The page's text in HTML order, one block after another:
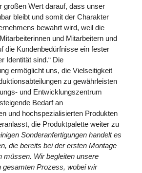
großen Wert darauf, dass unser
bleibt und somit der Charakter
bewahrt wird, weil die
und Mitarbeitern und
die Kundenbedürfnisse ein fester
Identität sind.“ Die
ermöglicht uns, die Vielseitigkeit
zu gewährleisten
und Entwicklungszentrum
Bedarf an
und hochspezialisierten Produkten
die Produktpalette weiter zu
Sonderanfertigungen handelt es
die bereits bei der ersten Montage
müssen. Wir begleiten unsere
gesamten Prozess, wobei wir